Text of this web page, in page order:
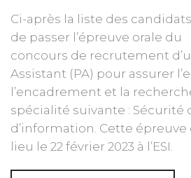
Ci-après la liste des
de passer l’épreuve orale du
concours de recrutement
Assistant (PA) pour assurer
l’encadrement et la
spécialité suivante : Sécurité
d’information. Cette épreuve
lieu le 22 février 2023 à l’ESI.